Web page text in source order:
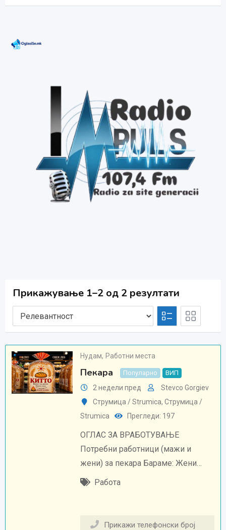
Прикажување 1–2 од 2 резултати
Нудам, Работни места
Пекара Популарно ВИП
2 недели пред
Stevco Gorgiev
Струмица / Strumica, Струмица /
Strumica
Прегледи: 197
ОГЛАС ЗА ВРАБОТУВАЊЕ
Потребни работници (мажи и
жени) за пекара Бараме: Жени…
Работа
Прикажи телефонски број